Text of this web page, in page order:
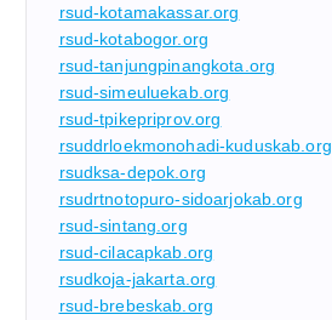
rsud-kotamakassar.org
rsud-kotabogor.org
rsud-tanjungpinangkota.org
rsud-simeuluekab.org
rsud-tpikepriprov.org
rsuddrloekmonohadi-kuduskab.org
rsudksa-depok.org
rsudrtnotopuro-sidoarjokab.org
rsud-sintang.org
rsud-cilacapkab.org
rsudkoja-jakarta.org
rsud-brebeskab.org